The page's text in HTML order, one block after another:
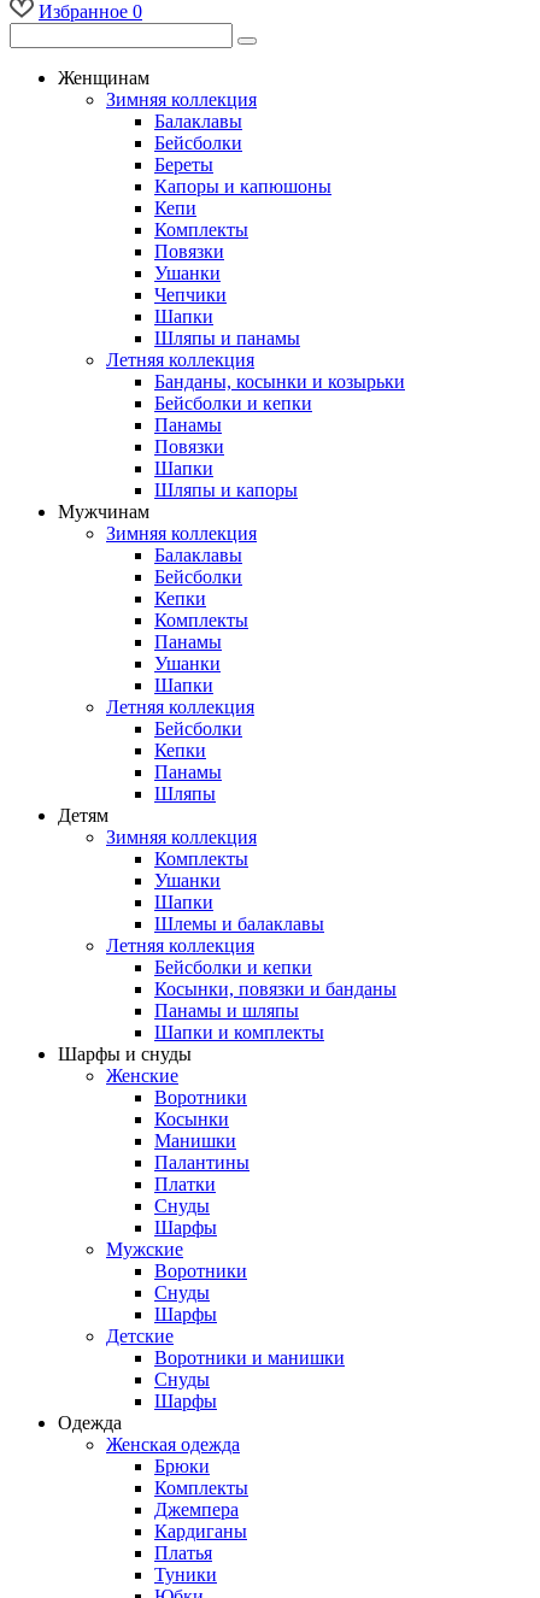
Избранное 0
Женщинам
Зимняя коллекция
Балаклавы
Бейсболки
Береты
Капоры и капюшоны
Кепи
Комплекты
Повязки
Ушанки
Чепчики
Шапки
Шляпы и панамы
Летняя коллекция
Банданы, косынки и козырьки
Бейсболки и кепки
Панамы
Повязки
Шапки
Шляпы и капоры
Мужчинам
Зимняя коллекция
Балаклавы
Бейсболки
Кепки
Комплекты
Панамы
Ушанки
Шапки
Летняя коллекция
Бейсболки
Кепки
Панамы
Шляпы
Детям
Зимняя коллекция
Комплекты
Ушанки
Шапки
Шлемы и балаклавы
Летняя коллекция
Бейсболки и кепки
Косынки, повязки и банданы
Панамы и шляпы
Шапки и комплекты
Шарфы и снуды
Женские
Воротники
Косынки
Манишки
Палантины
Платки
Снуды
Шарфы
Мужские
Воротники
Снуды
Шарфы
Детские
Воротники и манишки
Снуды
Шарфы
Одежда
Женская одежда
Брюки
Комплекты
Джемпера
Кардиганы
Платья
Туники